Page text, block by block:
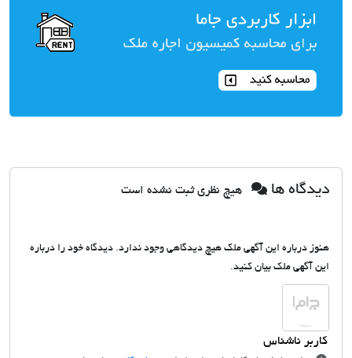
دیدگاه ها هیچ نظری ثبت نشده است
هنوز درباره این آگهی ملک هیچ دیدگاهی وجود ندارد. دیدگاه خود را درباره
این آگهی ملک بیان کنید.